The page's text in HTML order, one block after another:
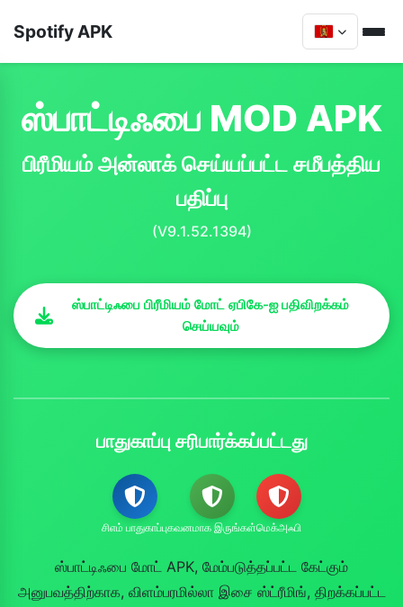
Spotify APK
ஸ்பாட்டிஃபை MOD APK
பிரீமியம் அன்லாக் செய்யப்பட்ட சமீபத்திய
பதிப்பு
(V9.1.52.1394)
ஸ்பாட்டிஃபை பிரீமியம் மோட் ஏபிகே-ஐ பதிவிறக்கம்
செய்யவும்
பாதுகாப்பு சரிபார்க்கப்பட்டது
சிஎம் பாதுகாப்புகவனமாக இருங்கள்மெக்அஃபி
ஸ்பாட்டிஃபை மோட் APK, மேம்படுத்தப்பட்ட கேட்கும்
அனுபவத்திற்காக, விளம்பரமில்லா இசை ஸ்ட்ரீமிங், திறக்கப்பட்ட